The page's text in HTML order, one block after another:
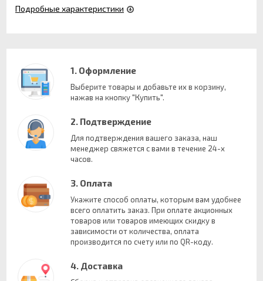
Подробные характеристики
1. Оформление
Выберите товары и добавьте их в корзину,
нажав на кнопку "Купить".
2. Подтверждение
Для подтверждения вашего заказа, наш
менеджер свяжется с вами в течение 24-х
часов.
3. Оплата
Укажите способ оплаты, которым вам удобнее
всего оплатить заказ. При оплате акционных
товаров или товаров имеющих скидку в
зависимости от количества, оплата
производится по счету или по QR-коду.
4. Доставка